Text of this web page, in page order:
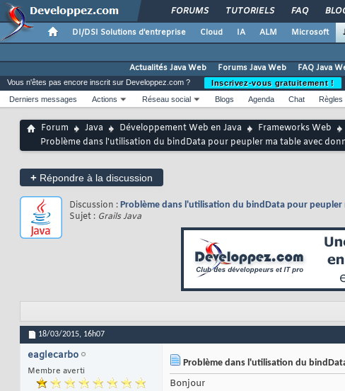
FORUMS TUTORIELS FAQ
DI/DSI Solutions d'entreprise Cloud IA ALM Microsoft
Actualités Java Web
Forums Java Web FAQ Java
Vous n'êtes pas encore inscrit sur Developpez.com ?
Inscrivez-vous gratuitement !
Derniers messages
Actions Réseau social Blogs Agenda Chat Règles
Forum Java Développement Web en Java Frameworks Web
Problème dans l'utilisation du bindData pour peupler ma table avec
+ Répondre à la discussion
Discussion : Problème dans l'utilisation du bindData pour
Sujet : Grails Java
18/03/2015, 16h07
eaglecarbo
Membre averti
Problème dans l'utilisation du
Bonjour